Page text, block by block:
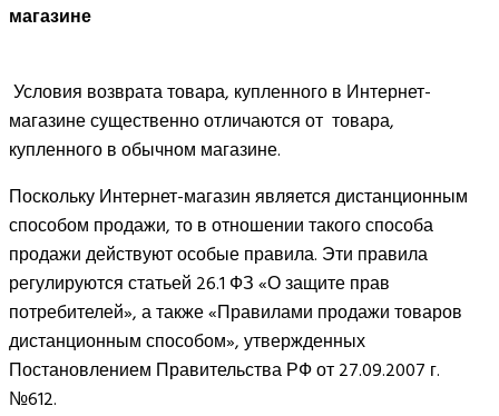
магазине
Условия возврата товара, купленного в Интернет-
магазине существенно отличаются от товара,
купленного в обычном магазине.
Поскольку Интернет-магазин является дистанционным
способом продажи, то в отношении такого способа
продажи действуют особые правила. Эти правила
регулируются статьей 26.1 ФЗ «О защите прав
потребителей», а также «Правилами продажи товаров
дистанционным способом», утвержденных
Постановлением Правительства РФ от 27.09.2007 г.
№612.